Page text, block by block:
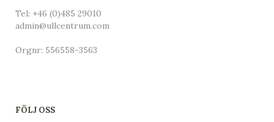
Tel: +46 (0)485 29010
admin@ullcentrum.com
Orgnr: 556558-3563
FÖLJ OSS